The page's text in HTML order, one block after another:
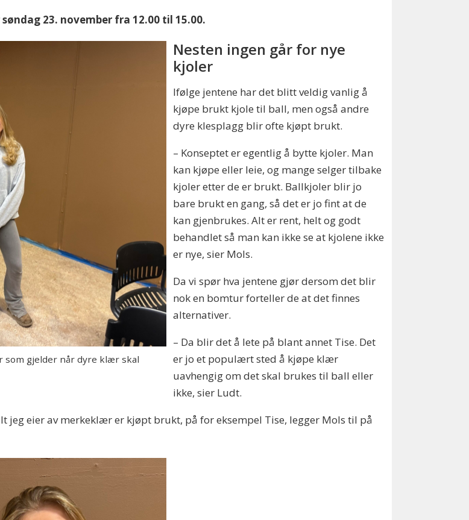
23. november fra 12.00 til 15.00.
som gjelder når dyre klær skal
Nesten ingen går for nye
kjoler
Ifølge jentene har det blitt veldig vanlig å
kjøpe brukt kjole til ball, men også andre
dyre klesplagg blir ofte kjøpt brukt.
– Konseptet er egentlig å bytte kjoler. Man
kan kjøpe eller leie, og mange selger tilbake
kjoler etter de er brukt. Ballkjoler blir jo
bare brukt en gang, så det er jo fint at de
kan gjenbrukes. Alt er rent, helt og godt
behandlet så man kan ikke se at kjolene ikke
er nye, sier Mols.
Da vi spør hva jentene gjør dersom det blir
nok en bomtur forteller de at det finnes
alternativer.
– Da blir det å lete på blant annet Tise. Det
er jo et populært sted å kjøpe klær
uavhengig om det skal brukes til ball eller
ikke, sier Ludt.
jeg eier av merkeklær er kjøpt brukt, på for eksempel Tise, legger Mols til på